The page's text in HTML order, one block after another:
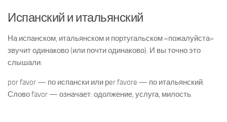
Испанский и итальянский
На испанском, итальянском и португальском «пожалуйста»
звучит одинаково (или почти одинаково). И вы точно это
слышали:
por favor — по испански или рer favore — по итальянский.
Слово favor — означает: одолжение, услуга, милость.